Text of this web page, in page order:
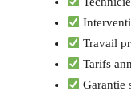
Travail
Tarifs
Garantie